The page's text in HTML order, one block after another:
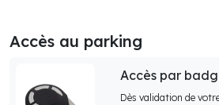
Accès au parking
Accès par
Dès validation de